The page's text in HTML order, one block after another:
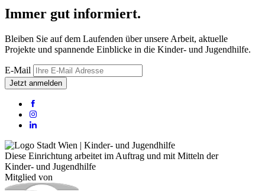
Immer gut informiert.
Bleiben Sie auf dem Laufenden über unsere Arbeit, aktuelle
Projekte und spannende Einblicke in die Kinder- und Jugendhilfe.
E-Mail
Jetzt anmelden
Diese Einrichtung arbeitet im Auftrag und mit Mitteln der
Kinder- und Jugendhilfe
Mitglied von